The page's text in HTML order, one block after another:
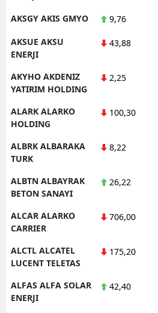
AKSGY AKIS GMYO
9,76
AKSUE AKSU
ENERJI
43,88
AKYHO AKDENIZ
YATIRIM HOLDING
2,25
ALARK ALARKO
HOLDING
100,30
ALBRK ALBARAKA
TURK
8,22
ALBTN ALBAYRAK
BETON SANAYI
26,22
ALCAR ALARKO
CARRIER
706,00
ALCTL ALCATEL
LUCENT TELETAS
175,20
ALFAS ALFA SOLAR
ENERJI
42,40